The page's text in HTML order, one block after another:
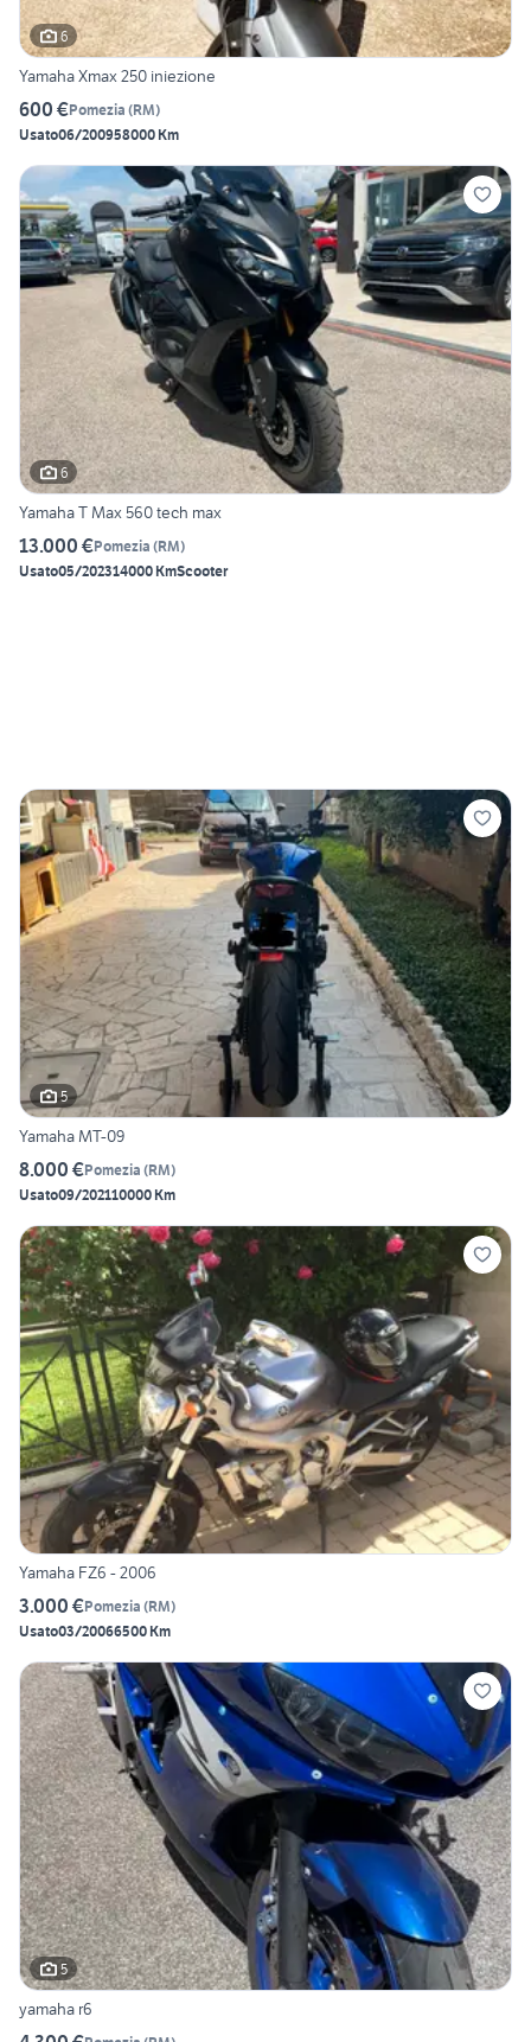
6
Yamaha Xmax 250 iniezione
600 €Pomezia (RM)
Usato06/200958000 Km
6
Yamaha T Max 560 tech max
13.000 €Pomezia (RM)
Usato05/202314000 KmScooter
5
Yamaha MT-09
8.000 €Pomezia (RM)
Usato09/202110000 Km
Yamaha FZ6 - 2006
3.000 €Pomezia (RM)
Usato03/20066500 Km
5
yamaha r6